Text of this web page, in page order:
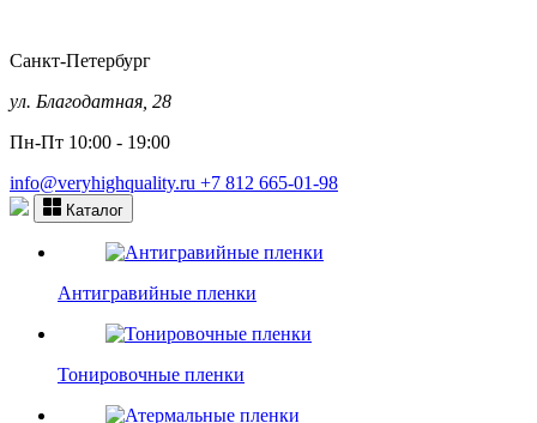
Санкт-Петербург
ул. Благодатная, 28
Пн-Пт 10:00 - 19:00
info@veryhighquality.ru +7 812 665-01-98
Каталог
Антигравийные пленки
Тонировочные пленки